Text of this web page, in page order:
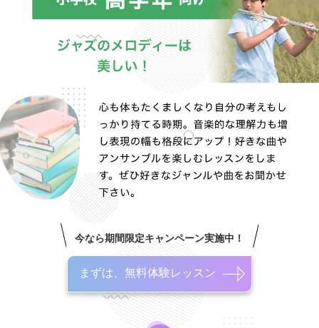
今なら期間限定キャンペーン実施中！
まずは、無料体験レッスン